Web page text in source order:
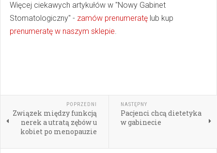
Więcej ciekawych artykułów w "Nowy Gabinet
Stomatologiczny" - zamów prenumeratę lub kup
prenumeratę w naszym sklepie.
POPRZEDNI
Związek między funkcją
nerek a utratą zębów u
kobiet po menopauzie
NASTĘPNY
Pacjenci chcą dietetyka
w gabinecie